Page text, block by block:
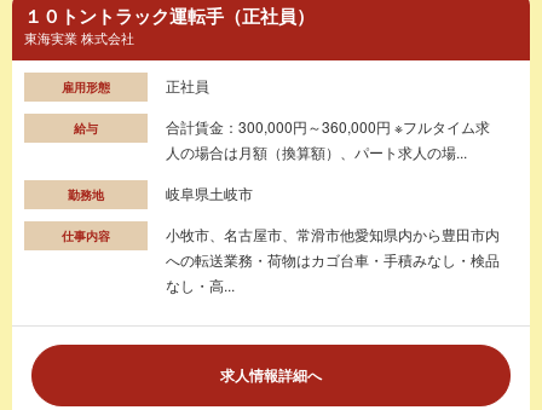
１０トントラック運転手（正社員）
東海実業 株式会社
雇用形態 正社員
給与
合計賃金：300,000円～360,000円 ※フルタイム求
人の場合は月額（換算額）、パート求人の場...
勤務地 岐阜県土岐市
仕事内容
小牧市、名古屋市、常滑市他愛知県内から豊田市内
への転送業務・荷物はカゴ台車・手積みなし・検品
なし・高...
求人情報詳細へ